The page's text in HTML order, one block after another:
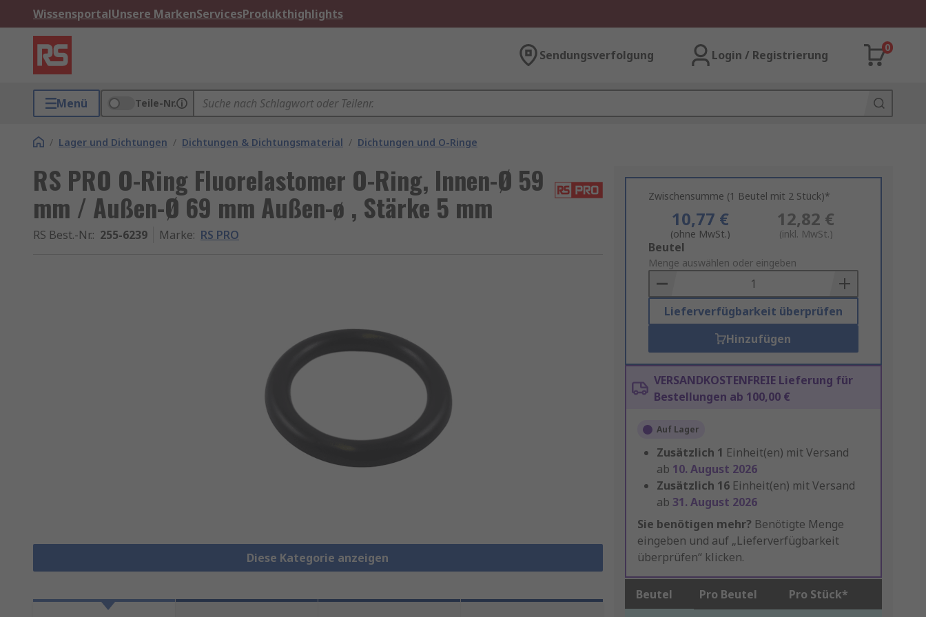
WissensportalUnsere MarkenServicesProdukthighlights
Sendungsverfolgung Login / Registrierung
0
Menü Teile-Nr.
/ Lager und Dichtungen / Dichtungen & Dichtungsmaterial / Dichtungen und O-Ringe
RS PRO O-Ring Fluorelastomer O-Ring, Innen-Ø 59
mm / Außen-Ø 69 mm Außen-ø , Stärke 5 mm
RS Best.-Nr.: 255-6239 Marke: RS PRO
Diese Kategorie anzeigen
Zwischensumme (1 Beutel mit 2 Stück)*
10,77 €
(ohne MwSt.)
12,82 €
(inkl. MwSt.)
Add
to
Basket
Beutel
Menge auswählen oder eingeben
Lieferverfügbarkeit überprüfen
Hinzufügen
VERSANDKOSTENFREIE Lieferung für
Bestellungen ab 100,00 €
Auf Lager
Zusätzlich 1 Einheit(en) mit Versand
ab 10. August 2026
Zusätzlich 16 Einheit(en) mit Versand
ab 31. August 2026
Sie benötigen mehr? Benötigte Menge
eingeben und auf „Lieferverfügbarkeit
überprüfen“ klicken.
Beutel Pro Beutel Pro Stück*